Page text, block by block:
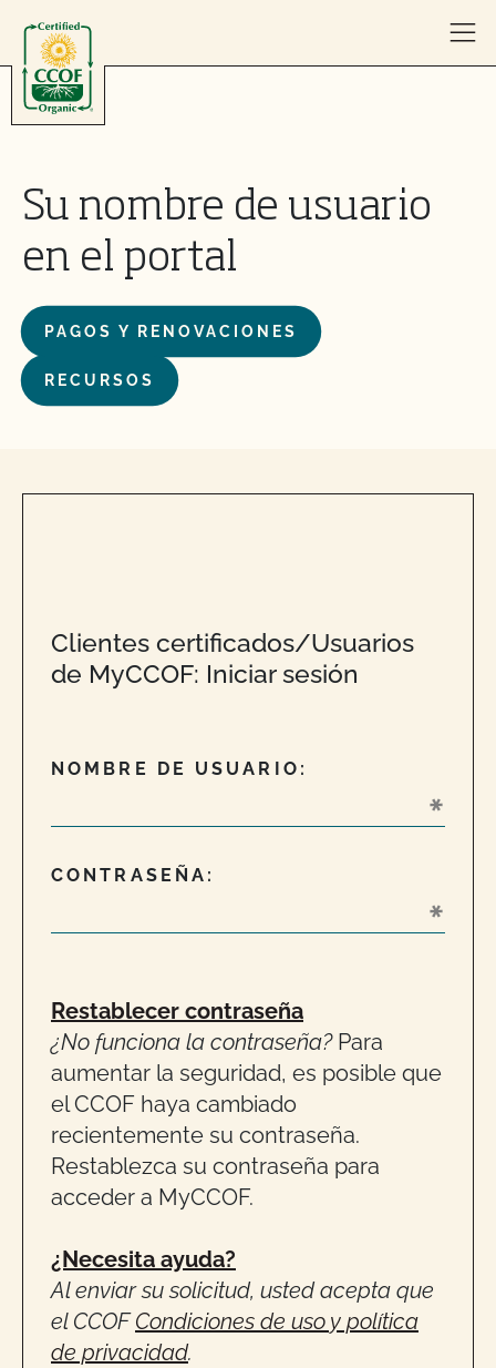
Su nombre de usuario
en el portal
PAGOS Y RENOVACIONES
RECURSOS
Clientes certificados/Usuarios
de MyCCOF: Iniciar sesión
NOMBRE DE USUARIO:
CONTRASEÑA:
Restablecer contraseña
¿No funciona la contraseña? Para
aumentar la seguridad, es posible que
el CCOF haya cambiado
recientemente su contraseña.
Restablezca su contraseña para
acceder a MyCCOF.
¿Necesita ayuda?
Al enviar su solicitud, usted acepta que
el CCOFCondiciones de uso y política
de privacidad.